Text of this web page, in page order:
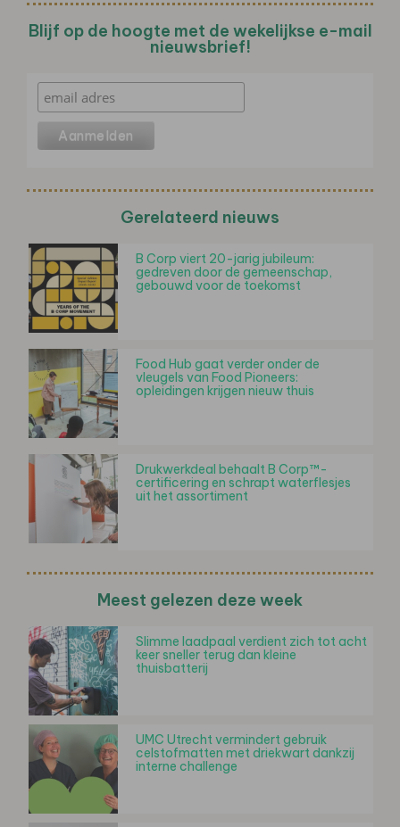
Blijf op de hoogte met de wekelijkse e-mail
nieuwsbrief!
Gerelateerd nieuws
B Corp viert 20-jarig jubileum:
gedreven door de gemeenschap,
gebouwd voor de toekomst
Food Hub gaat verder onder de
vleugels van Food Pioneers:
opleidingen krijgen nieuw thuis
Drukwerkdeal behaalt B Corp™-
certificering en schrapt waterflesjes
uit het assortiment
Meest gelezen deze week
Slimme laadpaal verdient zich tot acht
keer sneller terug dan kleine
thuisbatterij
UMC Utrecht vermindert gebruik
celstofmatten met driekwart dankzij
interne challenge